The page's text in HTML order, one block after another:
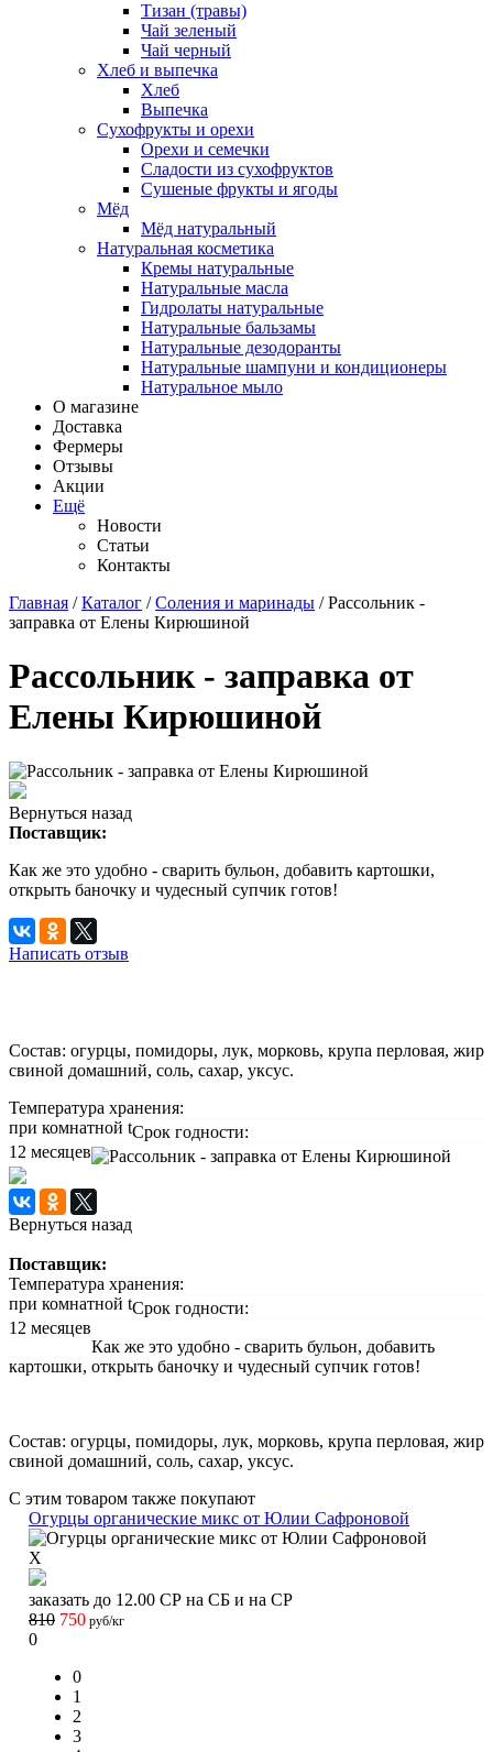
Тизан (травы)
Чай зеленый
Чай черный
Хлеб и выпечка
Хлеб
Выпечка
Сухофрукты и орехи
Орехи и семечки
Сладости из сухофруктов
Сушеные фрукты и ягоды
Мёд
Мёд натуральный
Натуральная косметика
Кремы натуральные
Натуральные масла
Гидролаты натуральные
Натуральные бальзамы
Натуральные дезодоранты
Натуральные шампуни и кондиционеры
Натуральное мыло
О магазине
Доставка
Фермеры
Отзывы
Акции
Ещё
Новости
Статьи
Контакты
Главная /Каталог /Соления и маринады / Рассольник -
заправка от Елены Кирюшиной
Рассольник - заправка от
Елены Кирюшиной
Вернуться назад
Поставщик:
Как же это удобно - сварить бульон, добавить картошки,
открыть баночку и чудесный супчик готов!
Написать отзыв
Состав: огурцы, помидоры, лук, морковь, крупа перловая, жир
свиной домашний, соль, сахар, уксус.
Температура хранения:
при комнатной tСрок годности:
12 месяцев
Вернуться назад
Поставщик:
Температура хранения:
при комнатной tСрок годности:
12 месяцев
Как же это удобно - сварить бульон, добавить
картошки, открыть баночку и чудесный супчик готов!
Состав: огурцы, помидоры, лук, морковь, крупа перловая, жир
свиной домашний, соль, сахар, уксус.
С этим товаром также покупают
Огурцы органические микс от Юлии Сафроновой
X
заказать до 12.00 СР на СБ и на СР
810 750 руб/кг
0
0
1
2
3